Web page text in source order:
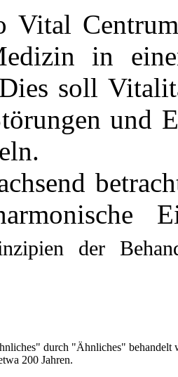
Vital
in
soll
und
der
durch "Ähnliches" behandelt
200 Jahren.